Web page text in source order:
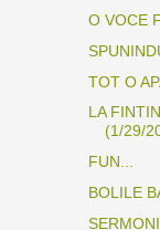
O VOCE
TOT O
LA
(1/29/
FUN...
BOLILE